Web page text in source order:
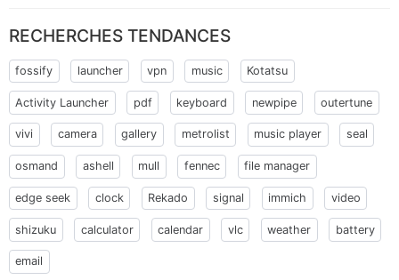
RECHERCHES TENDANCES
fossify launcher vpn music Kotatsu
Activity Launcher pdf keyboard newpipe outertune
vivi camera gallery metrolist music player seal
osmand ashell mull fennec file manager
edge seek clock Rekado signal immich video
shizuku calculator calendar vlc weather battery
email